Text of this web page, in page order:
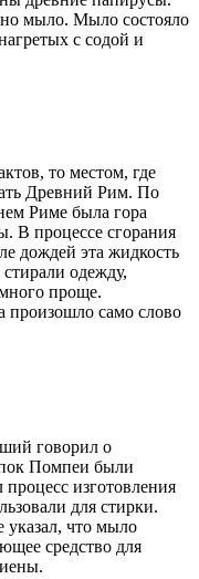
мыло. Мыло состояло
с содой и
то местом, где
Древний Рим. По
Риме была гора
В процессе сгорания
дождей эта жидкость
одежду,
проще.
произошло само слово
говорил о
Помпеи были
изготовления
для стирки.
указал, что мыло
средство для